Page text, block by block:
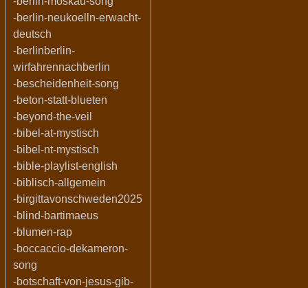
-berlin-neukoelln-erwacht-
deutsch
-berlinberlin-
wirfahrennachberlin
-bescheidenheit-song
-beton-statt-blueten
-beyond-the-veil
-bibel-at-mystisch
-bibel-nt-mystisch
-bible-playlist-english
-biblisch-allgemein
-birgittavonschweden2025
-blind-bartimaeus
-blumen-rap
-boccaccio-dekameron-
song
-botschaft-von-jesus-gib-